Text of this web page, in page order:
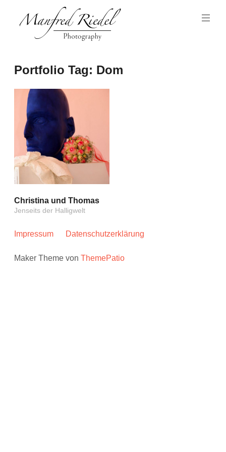
Inhalt
Manfred
Riedel
Portfolio Tag: Dom
Christina und Thomas
Jenseits der Halligwelt
Impressum Datenschutzerklärung
Maker Theme vonThemePatio